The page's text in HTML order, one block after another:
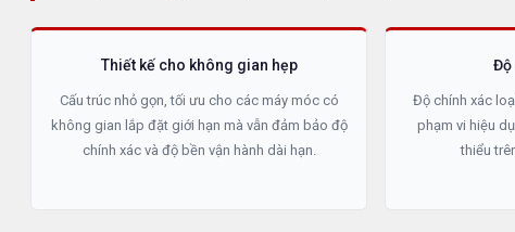
Thiết kế cho không gian hẹp
Cấu trúc nhỏ gọn, tối ưu cho các máy móc có
không gian lắp đặt giới hạn mà vẫn đảm bảo độ
chính xác và độ bền vận hành dài hạn.
Độ
Độ chính xác
phạm vi hiệu
thiểu